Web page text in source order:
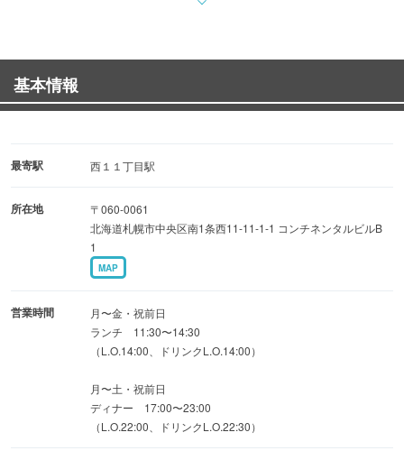
円コースをご用意。
お昼のお楽しみ、ワイン２杯と生ハムがついたちょい飲み
セット。
月曜から金曜日はランチもご提供♪
土曜日はディナーのみの営業です。
基本情報
最寄駅 西１１丁目駅
所在地
〒060-0061
北海道札幌市中央区南1条西11-11-1-1 コンチネンタルビルB
1
MAP
営業時間
月〜金・祝前日
ランチ 11:30〜14:30
（L.O.14:00、ドリンクL.O.14:00）
月〜土・祝前日
ディナー 17:00〜23:00
（L.O.22:00、ドリンクL.O.22:30）